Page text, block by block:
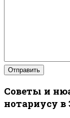
Советы и
нотариусу в